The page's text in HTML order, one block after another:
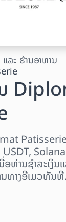
ແລະ ຮ້ານອາຫານ
USDT,
ທ່ານຊຳລະເງິ
ທາງອີເມວທັນທີ.